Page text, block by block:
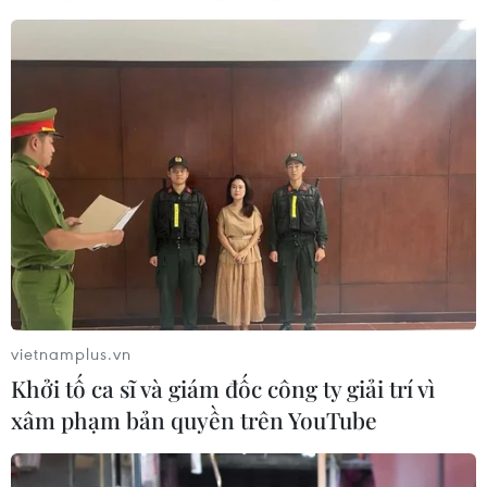
nhân của mình gục ngã và ra đi mà không thể
Clip giới thiệu về tập 5 chương trình với chủ đề
“Chiến thắng COVID”:
Play
những ngày tháng ấy: “Thủy hay lên mạng xem
vietnamplus.vn
Khởi tố ca sĩ và giám đốc công ty giải trí vì
xâm phạm bản quyền trên YouTube